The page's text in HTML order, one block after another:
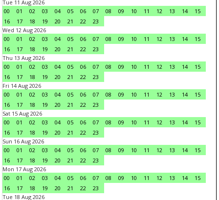
Tue 11 Aug 2026
00
01 02 03 04 05 06 07 08 09 10 11 12 13 14
15
16
17 18 19 20 21 22
23
Wed 12 Aug 2026
00
01 02 03 04 05 06 07 08 09 10 11 12 13 14
15
16
17 18 19 20 21 22
23
Thu 13 Aug 2026
00
01 02 03 04 05 06 07 08 09 10 11 12 13 14
15
16
17 18 19 20 21 22
23
Fri 14 Aug 2026
00
01 02 03 04 05 06 07 08 09 10 11 12 13 14
15
16
17 18 19 20 21 22
23
Sat 15 Aug 2026
00
01 02 03 04 05 06 07 08 09 10 11 12 13 14
15
16
17 18 19 20 21 22
23
Sun 16 Aug 2026
00
01 02 03 04 05 06 07 08 09 10 11 12 13 14
15
16
17 18 19 20 21 22
23
Mon 17 Aug 2026
00
01 02 03 04 05 06 07 08 09 10 11 12 13 14
15
16
17 18 19 20 21 22
23
Tue 18 Aug 2026